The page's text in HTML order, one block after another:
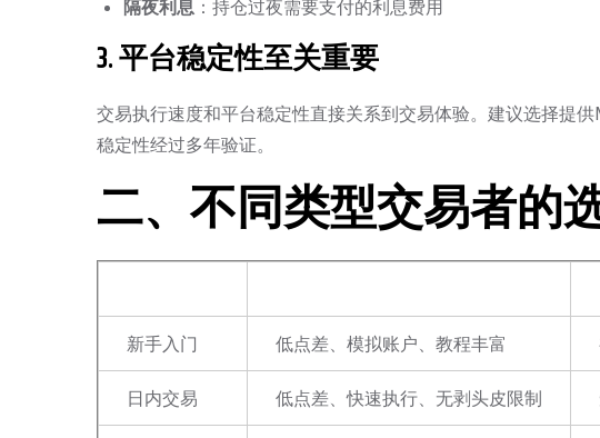
隔夜利息 ：持仓过夜需要支付的利息费用
3. 平台稳定性至关重要
交易执行速度和平台稳定性直接关系到交易体验。建议选择提
稳定性经过多年验证。
二、不同类型交易者的
新手入门 低点差、模拟账户、教程丰富
日内交易 低点差、快速执行、无剥头皮限制